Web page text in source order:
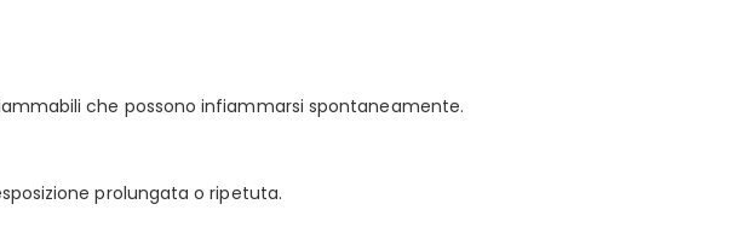
che possono infiammarsi spontaneamente.
prolungata o ripetuta.